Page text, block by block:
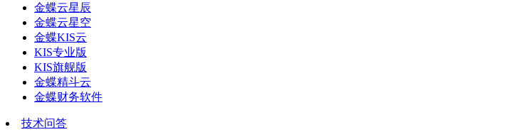
金蝶云星辰
金蝶云星空
金蝶KIS云
KIS专业版
KIS旗舰版
金蝶精斗云
金蝶财务软件
技术问答